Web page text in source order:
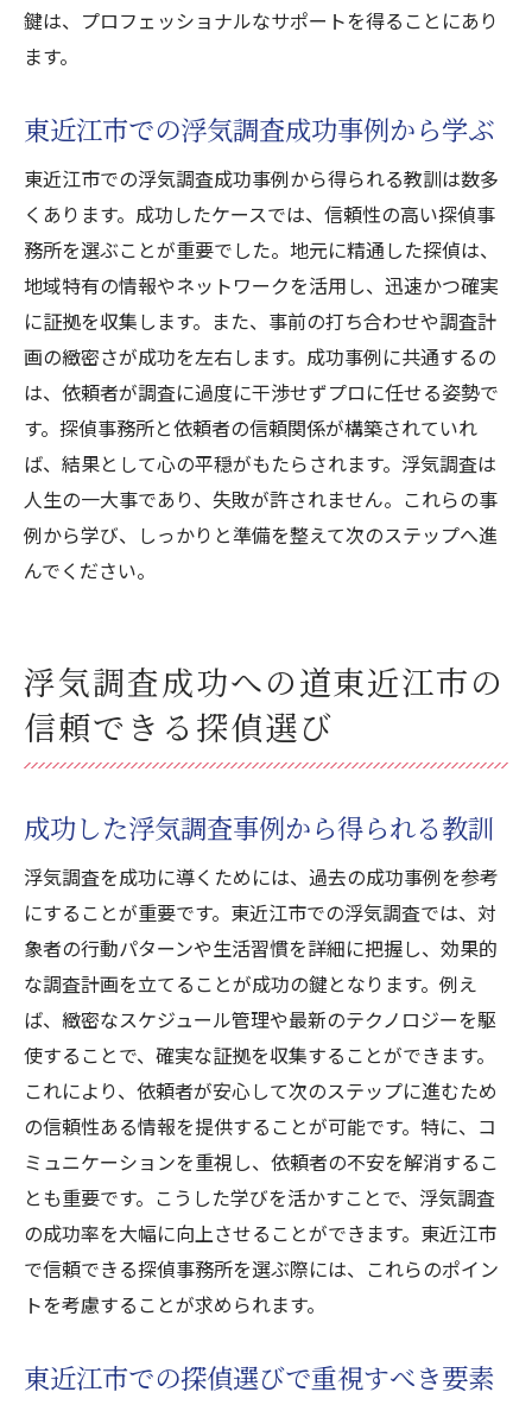
鍵は、プロフェッショナルなサポートを得ることにあり
ます。
東近江市での浮気調査成功事例から学ぶ
東近江市での浮気調査成功事例から得られる教訓は数多
くあります。成功したケースでは、信頼性の高い探偵事
務所を選ぶことが重要でした。地元に精通した探偵は、
地域特有の情報やネットワークを活用し、迅速かつ確実
に証拠を収集します。また、事前の打ち合わせや調査計
画の緻密さが成功を左右します。成功事例に共通するの
は、依頼者が調査に過度に干渉せずプロに任せる姿勢で
す。探偵事務所と依頼者の信頼関係が構築されていれ
ば、結果として心の平穏がもたらされます。浮気調査は
人生の一大事であり、失敗が許されません。これらの事
例から学び、しっかりと準備を整えて次のステップへ進
んでください。
浮気調査成功への道東近江市の
信頼できる探偵選び
成功した浮気調査事例から得られる教訓
浮気調査を成功に導くためには、過去の成功事例を参考
にすることが重要です。東近江市での浮気調査では、対
象者の行動パターンや生活習慣を詳細に把握し、効果的
な調査計画を立てることが成功の鍵となります。例え
ば、緻密なスケジュール管理や最新のテクノロジーを駆
使することで、確実な証拠を収集することができます。
これにより、依頼者が安心して次のステップに進むため
の信頼性ある情報を提供することが可能です。特に、コ
ミュニケーションを重視し、依頼者の不安を解消するこ
とも重要です。こうした学びを活かすことで、浮気調査
の成功率を大幅に向上させることができます。東近江市
で信頼できる探偵事務所を選ぶ際には、これらのポイン
トを考慮することが求められます。
東近江市での探偵選びで重視すべき要素